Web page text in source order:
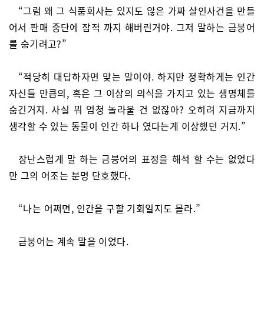
“그럼 왜 그 식품회사는 있지도 않은 가짜 살인사건을 만들
어서 판매 중단에 잠적 까지 해버린거야. 그저 말하는 금붕어
를 숨기려고?”
“적당히 대답하자면 맞는 말이야. 하지만 정확하게는 인간
자신들 만큼의, 혹은 그 이상의 의식을 가지고 있는 생명체를
숨긴거지. 사실 뭐 엄청 놀라울 건 없잖아? 오히려 지금까지
생각할 수 있는 동물이 인간 하나 였다는게 이상했던 거지.”
장난스럽게 말 하는 금붕어의 표정을 해석 할 수는 없었다
만 그의 어조는 분명 단호했다.
“나는 어쩌면, 인간을 구할 기회일지도 몰라.”
금붕어는 계속 말을 이었다.